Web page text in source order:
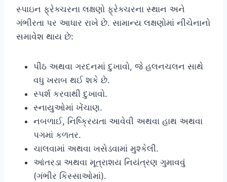
સ્પાઇન ફ્રેક્ચરના લક્ષણો ફ્રેક્ચરના સ્થાન અને
ગંભીરતા પર આધાર રાખે છે. સામાન્ય લક્ષણોમાં નીચેનાનો
સમાવેશ થાય છે:
પીઠ અથવા ગરદનમાં દુખાવો, જે હલનચલન સાથે
વધુ ખરાબ થઈ શકે છે.
સ્પર્શ કરવાથી દુખાવો.
સ્નાયુઓમાં ખેંચાણ.
નબળાઈ, નિષ્ક્રિયતા આવેવી અથવા હાથ અથવા
પગમાં કળતર.
ચાલવામાં અથવા ખસેડવામાં મુશ્કેલી.
આંતરડા અથવા મૂત્રાશય નિયંત્રણ ગુમાવવું
(ગંભીર કિસ્સાઓમાં).